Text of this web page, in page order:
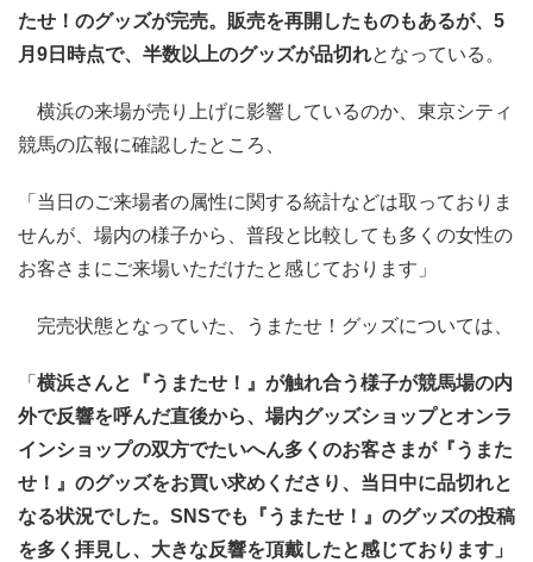
たせ！のグッズが完売。販売を再開したものもあるが、5
月9日時点で、半数以上のグッズが品切れとなっている。
横浜の来場が売り上げに影響しているのか、東京シティ
競馬の広報に確認したところ、
「当日のご来場者の属性に関する統計などは取っておりま
せんが、場内の様子から、普段と比較しても多くの女性の
お客さまにご来場いただけたと感じております」
完売状態となっていた、うまたせ！グッズについては、
「 横浜さんと『うまたせ！』が触れ合う様子が競馬場の内
外で反響を呼んだ直後から、場内グッズショップとオンラ
インショップの双方でたいへん多くのお客さまが『うまた
せ！』のグッズをお買い求めくださり、当日中に品切れと
なる状況でした。SNSでも『うまたせ！』のグッズの投稿
を多く拝見し、大きな反響を頂戴したと感じております」